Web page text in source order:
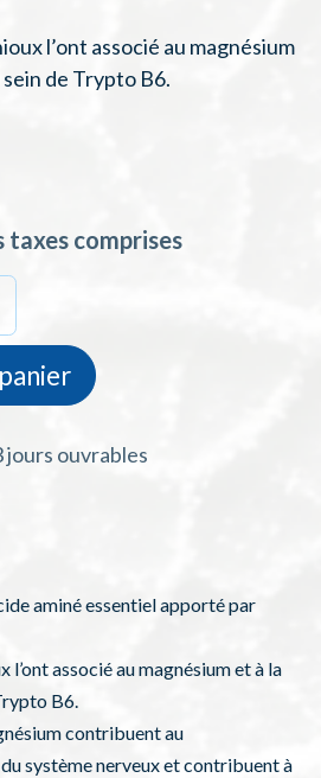
l’ont associé au magnésium
de Trypto B6.
taxes comprises
panier
jours ouvrables
aminé essentiel apporté par
l’ont associé au magnésium et à la
B6.
contribuent au
système nerveux et contribuent à